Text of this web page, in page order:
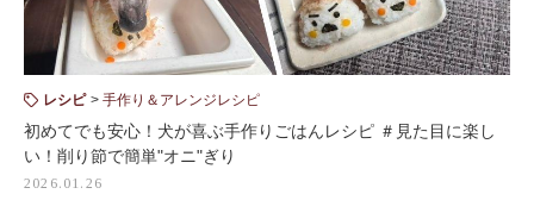
レシピ 手作り＆アレンジレシピ
初めてでも安心！犬が喜ぶ手作りごはんレシピ ＃見た目に楽し
い！削り節で簡単"オニ"ぎり
2026.01.26